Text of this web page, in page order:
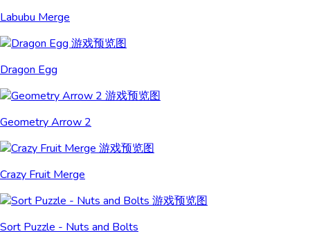
Labubu Merge
Dragon Egg
Geometry Arrow 2
Crazy Fruit Merge
Sort Puzzle - Nuts and Bolts